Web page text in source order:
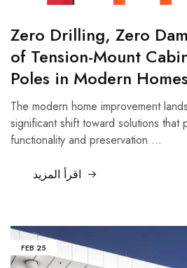
Zero Drilling, Zero
of Tension-Mount
Poles in Modern Homes
The modern home improvement
significant shift toward solutions that
functionality and preservation.…
اقرأ المزيد
FEB 25